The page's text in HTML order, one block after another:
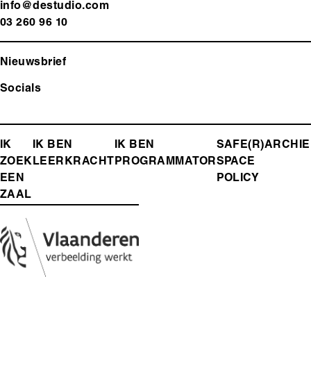
info@destudio.com
03 260 96 10
Nieuwsbrief
Socials
FOOTER-
MENU
IK
ZOEK
EEN
ZAAL
IK BEN
LEERKRACHT
IK BEN
PROGRAMMATOR
SAFE(R)
SPACE
POLICY
Media
Afbeelding